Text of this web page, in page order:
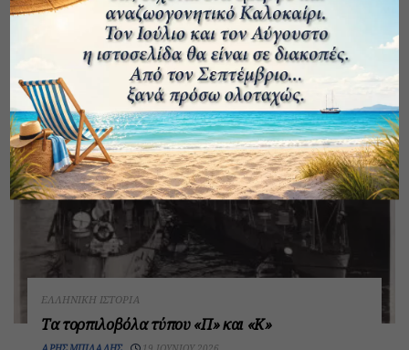
ΗΡΑΚΛΉΣ ΚΑΛΟΓΕΡΆΚΗΣ 26 ΙΟΥΝΊΟΥ 2026
ΕΛΛΗΝΙΚΉ ΙΣΤΟΡΊΑ
Τα τορπιλοβόλα τύπου «Π» και «Κ»